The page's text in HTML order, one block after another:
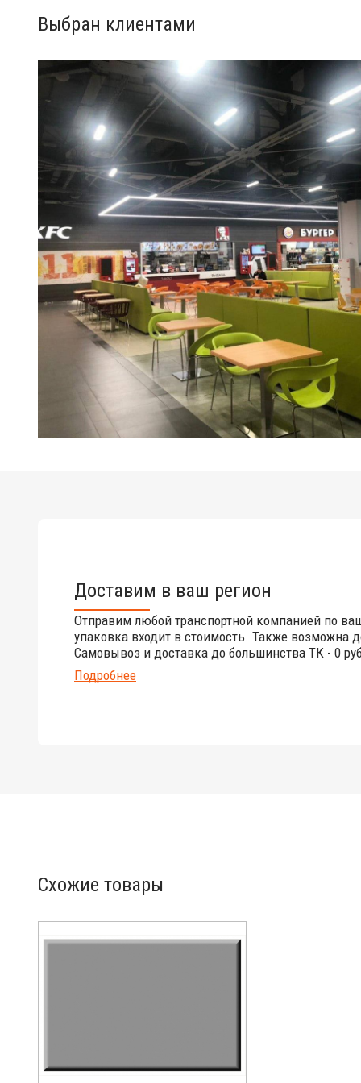
Выбран клиентами
Доставим в ваш регион
Отправим любой транспортной компанией по
упаковка входит в стоимость. Также возможна
Самовывоз и доставка до большинства ТК - 0
Подробнее
Схожие товары